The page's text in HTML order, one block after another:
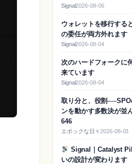
Signal2026-08-06
ウォレットを移行する
の委任が両方外れます
Signal2026-08-04
次のハードフォークに
来ています
Signal2026-08-04
取り分と、役割
ンを動かす多数決が並
646
エポックな日々2026-08-03
Signal｜Catalyst
いの設計が変わります